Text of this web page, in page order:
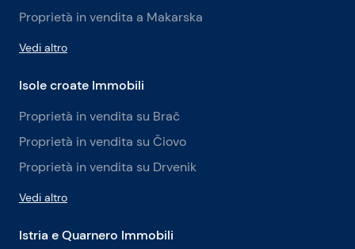
Proprietà in vendita a Makarska
Vedi altro
Isole croate Immobili
Proprietà in vendita su Brač
Proprietà in vendita su Čiovo
Proprietà in vendita su Drvenik
Vedi altro
Istria e Quarnero Immobili